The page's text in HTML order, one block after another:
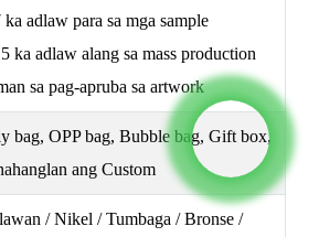
ka adlaw para sa mga sample
ka adlaw alang sa mass production
sa pag-apruba sa artwork
bag, OPP bag, Bubble bag, Gift box,
ang Custom
/ Nikel / Tumbaga / Bronse /